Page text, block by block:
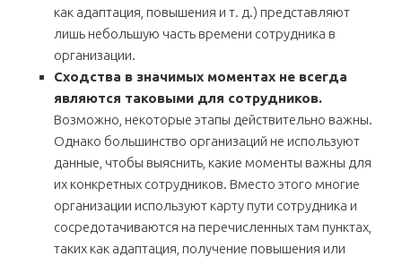
как адаптация, повышения и т. д.) представляют
лишь небольшую часть времени сотрудника в
организации.
Сходства в значимых моментах не всегда
являются таковыми для сотрудников.
Возможно, некоторые этапы действительно важны.
Однако большинство организаций не используют
данные, чтобы выяснить, какие моменты важны для
их конкретных сотрудников. Вместо этого многие
организации используют карту пути сотрудника и
сосредотачиваются на перечисленных там пунктах,
таких как адаптация, получение повышения или